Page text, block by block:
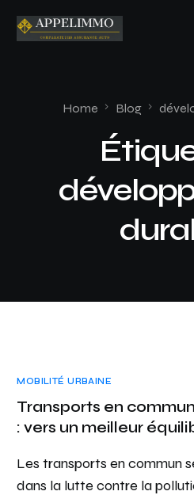
Home Blog
MOBILITÉ URBAINE
Transports en
: vers un meilleur
Les transports en commun
dans la lutte contre la